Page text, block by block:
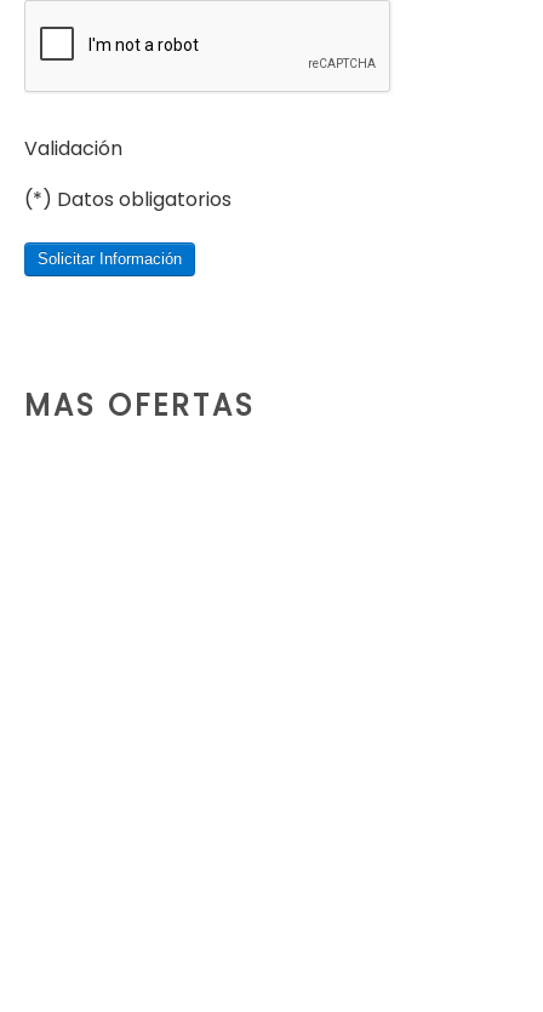
Validación
(*) Datos obligatorios
Solicitar Información
MAS OFERTAS